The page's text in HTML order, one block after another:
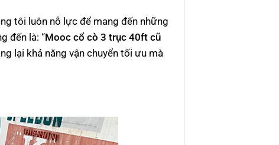
tôi luôn nỗ lực để mang đến những
đến là: “Mooc cổ cò 3 trục 40ft cũ
lại khả năng vận chuyển tối ưu mà